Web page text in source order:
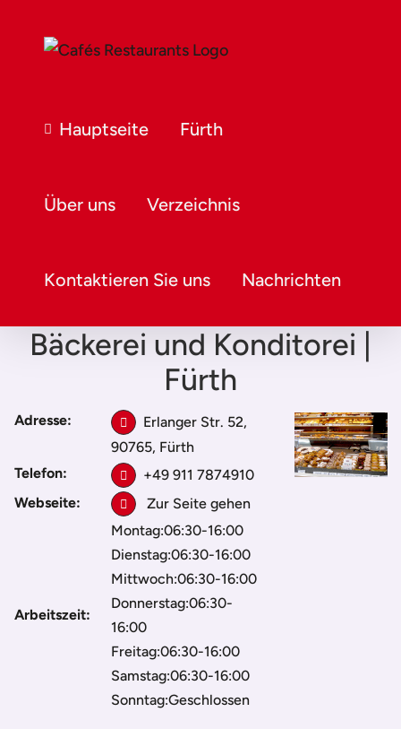
Hauptseite Fürth
Über uns Verzeichnis
Kontaktieren Sie uns Nachrichten
Bäckerei und Konditorei |
Fürth
Café Restaurant Bar /Fürth/Bäckerei in Fürth
Ertel’s Backstube
Bäckerei und Konditorei | Fürth
Adresse:
Erlanger Str. 52,
90765, Fürth
Telefon:
+49 911 7874910
Webseite:
Zur Seite gehen
Arbeitszeit:
Montag:06:30-16:00
Dienstag:06:30-16:00
Mittwoch:06:30-16:00
Donnerstag:06:30-
16:00
Freitag:06:30-16:00
Samstag:06:30-16:00
Sonntag:Geschlossen